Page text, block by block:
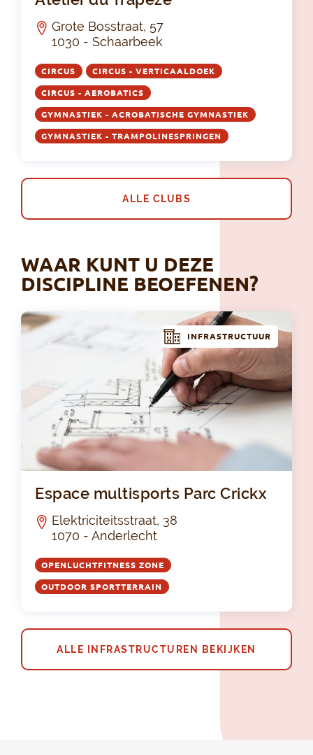
Grote Bosstraat, 57
1030 - Schaarbeek
CIRCUS CIRCUS - VERTICAALDOEK
CIRCUS - AEROBATICS
GYMNASTIEK - ACROBATISCHE GYMNASTIEK
GYMNASTIEK - TRAMPOLINESPRINGEN
ALLE CLUBS
WAAR KUNT U DEZE
DISCIPLINE BEOEFENEN?
INFRASTRUCTUUR
Espace multisports Parc Crickx
Elektriciteitsstraat, 38
1070 - Anderlecht
OPENLUCHTFITNESS ZONE
OUTDOOR SPORTTERRAIN
ALLE INFRASTRUCTUREN BEKIJKEN